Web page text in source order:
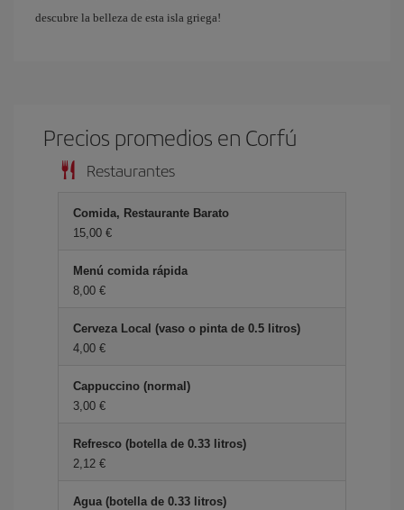
descubre la belleza de esta isla griega!
Precios promedios en Corfú
Restaurantes
Comida, Restaurante Barato
15,00 €
Menú comida rápida
8,00 €
Cerveza Local (vaso o pinta de 0.5 litros)
4,00 €
Cappuccino (normal)
3,00 €
Refresco (botella de 0.33 litros)
2,12 €
Agua (botella de 0.33 litros)